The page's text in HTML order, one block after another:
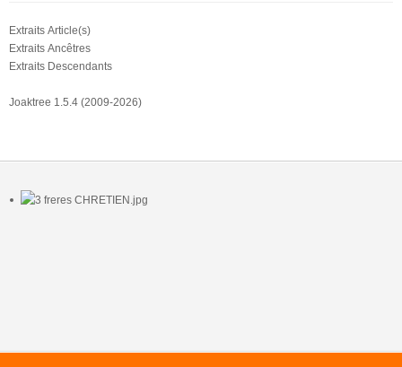
Extraits Article(s)
Extraits Ancêtres
Extraits Descendants
Joaktree 1.5.4 (2009-2026)